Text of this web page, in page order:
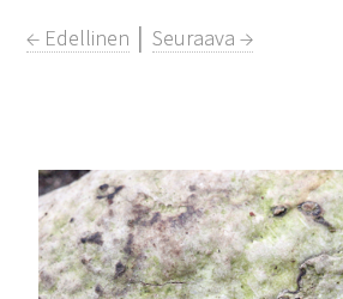
← Edellinen │Seuraava →